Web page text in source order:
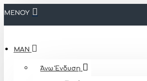
ΜΕΝΟΥ
MAN
Άνω Ένδυση